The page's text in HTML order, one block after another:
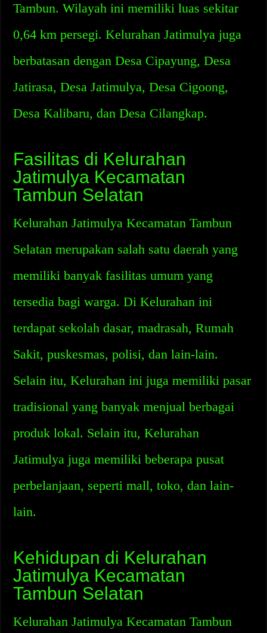
Tambun. Wilayah ini memiliki luas sekitar
0,64 km persegi. Kelurahan Jatimulya juga
berbatasan dengan Desa Cipayung, Desa
Jatirasa, Desa Jatimulya, Desa Cigoong,
Desa Kalibaru, dan Desa Cilangkap.
Fasilitas di Kelurahan
Jatimulya Kecamatan
Tambun Selatan
Kelurahan Jatimulya Kecamatan Tambun
Selatan merupakan salah satu daerah yang
memiliki banyak fasilitas umum yang
tersedia bagi warga. Di Kelurahan ini
terdapat sekolah dasar, madrasah, Rumah
Sakit, puskesmas, polisi, dan lain-lain.
Selain itu, Kelurahan ini juga memiliki pasar
tradisional yang banyak menjual berbagai
produk lokal. Selain itu, Kelurahan
Jatimulya juga memiliki beberapa pusat
perbelanjaan, seperti mall, toko, dan lain-
lain.
Kehidupan di Kelurahan
Jatimulya Kecamatan
Tambun Selatan
Kelurahan Jatimulya Kecamatan Tambun